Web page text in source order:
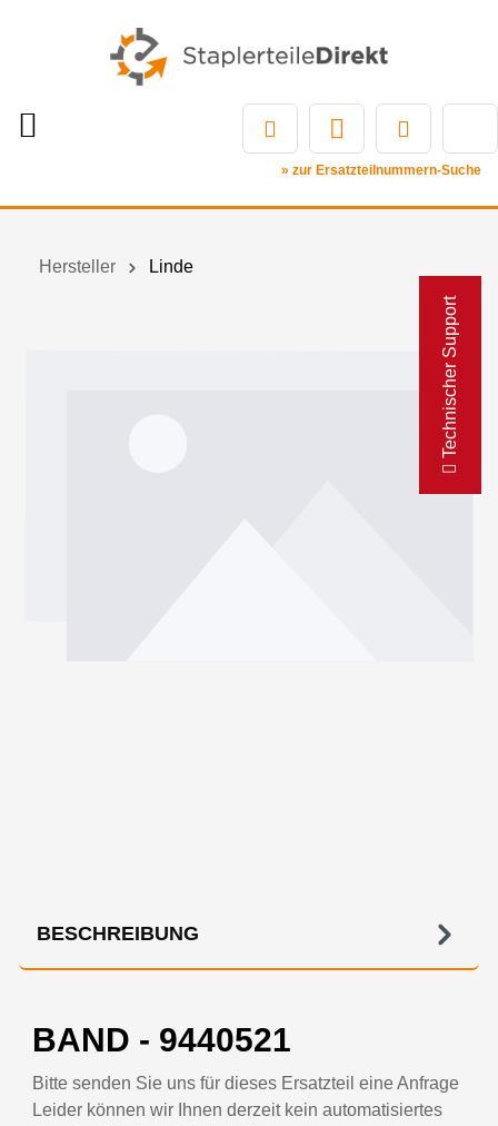
Technischer Support
» zur Ersatzteilnummern-Suche
Hersteller Linde
BESCHREIBUNG
BAND - 9440521
Bitte senden Sie uns für dieses Ersatzteil eine Anfrage
Leider können wir Ihnen derzeit kein automatisiertes